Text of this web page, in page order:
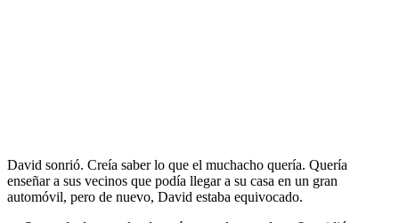
David sonrió. Creía saber lo que el muchacho quería. Quería
enseñar a sus vecinos que podía llegar a su casa en un gran
automóvil, pero de nuevo, David estaba equivocado.